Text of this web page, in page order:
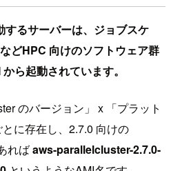
るサーバーは、ジョブスケ
どHPC 向けのソフトウェア群
ら起動されています。
のバージョン」 x 「プラット
に存在し、2.7.0 向けの
ればaws-parallelcluster-2.7.0-